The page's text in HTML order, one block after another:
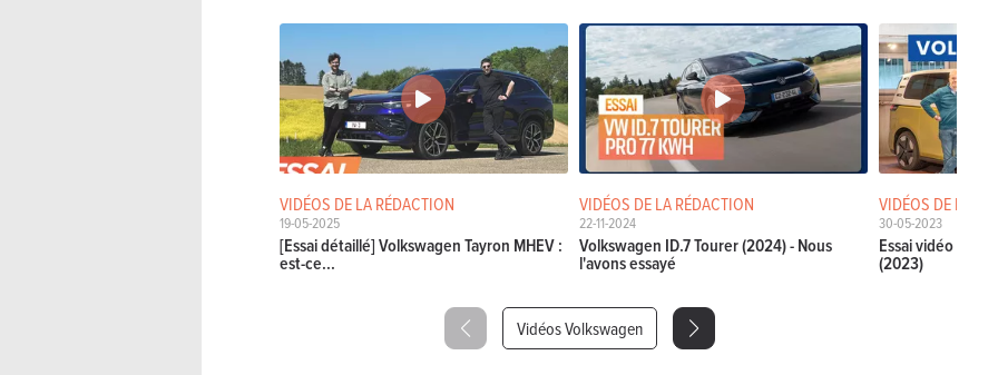
VIDÉOS DE LA RÉDACTION
19-05-2025
[Essai détaillé] Volkswagen Tayron MHEV :
est-ce...
VIDÉOS DE LA RÉDACTION
22-11-2024
Volkswagen ID.7 Tourer (2024) - Nous
l'avons essayé
VIDÉOS DE LA
30-05-2023
Essai vidéo de la
(2023)
Vidéos Volkswagen